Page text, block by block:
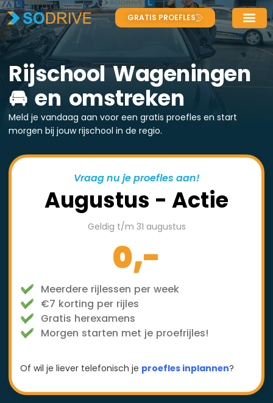
GRATIS PROEFLES
Rijschool Wageningen
🚘 en omstreken
Meld je vandaag aan voor een gratis proefles en start
morgen bij jouw rijschool in de regio.
Vraag nu je proefles aan!
Augustus - Actie
Geldig t/m 31 augustus
0,-
Meerdere rijlessen per week
€7 korting per rijles
Gratis herexamens
Morgen starten met je proefrijles!
Of wil je liever telefonisch je proefles inplannen?